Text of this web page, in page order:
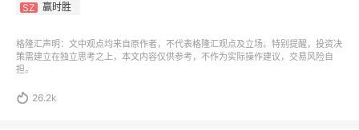
SZ 赢时胜
格隆汇声明：文中观点均来自原作者，不代表格隆汇观点及立场。特别提醒，投资决
策需建立在独立思考之上，本文内容仅供参考，不作为实际操作建议，交易风险自
担。
 26.2k